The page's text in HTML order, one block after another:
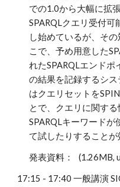
での1.0から大幅に拡
SPARQLクエリ受付
し始めているが、そ
こで、予め用意した
れたSPARQLエンド
の結果を記録するシ
はクエリセットを
とで、クエリに関す
SPARQLキーワード
て試したりすることが
発表資料： (1.26MB,
17:15 - 17:40 一般講演